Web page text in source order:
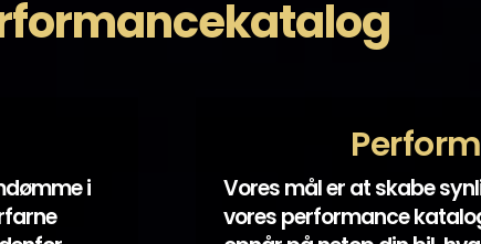
i
Vores mål er at skabe
vores performance